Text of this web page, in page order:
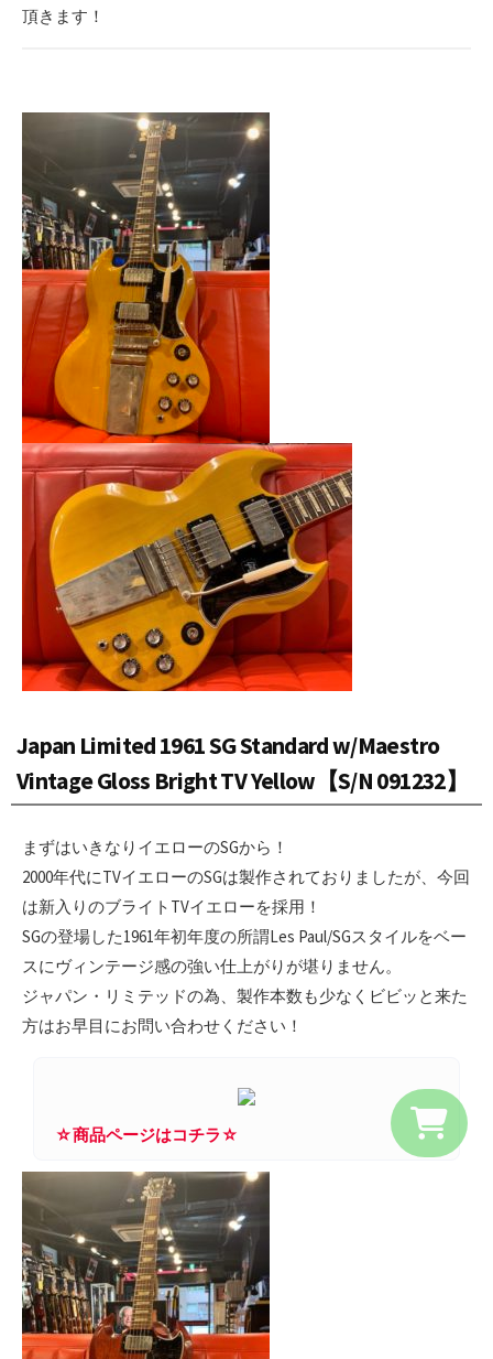
頂きます！
Japan Limited 1961 SG Standard w/Maestro
Vintage Gloss Bright TV Yellow【S/N 091232】
まずはいきなりイエローのSGから！
2000年代にTVイエローのSGは製作されておりましたが、今回
は新入りのブライトTVイエローを採用！
SGの登場した1961年初年度の所謂Les Paul/SGスタイルをベー
スにヴィンテージ感の強い仕上がりが堪りません。
ジャパン・リミテッドの為、製作本数も少なくビビッと来た
方はお早目にお問い合わせください！
☆商品ページはコチラ☆